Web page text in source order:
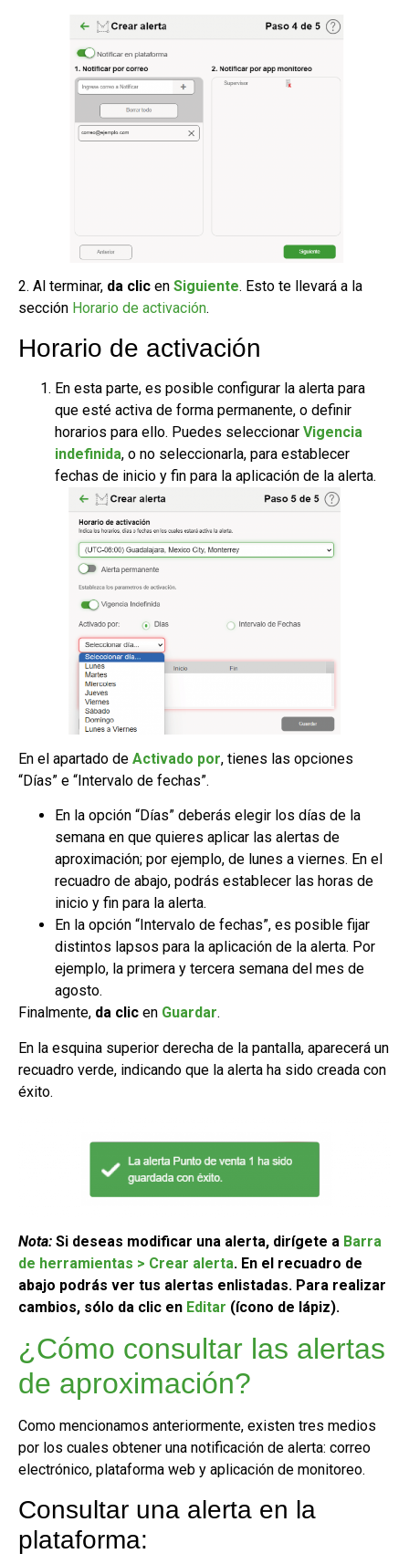
2. Al terminar, da clic en Siguiente. Esto te llevará a la
sección Horario de activación.
Horario de activación
En esta parte, es posible configurar la alerta para
que esté activa de forma permanente, o definir
horarios para ello. Puedes seleccionar Vigencia
indefinida, o no seleccionarla, para establecer
fechas de inicio y fin para la aplicación de la alerta.
En el apartado de Activado por, tienes las opciones
“Días” e “Intervalo de fechas”.
En la opción “Días” deberás elegir los días de la
semana en que quieres aplicar las alertas de
aproximación; por ejemplo, de lunes a viernes. En el
recuadro de abajo, podrás establecer las horas de
inicio y fin para la alerta.
En la opción “Intervalo de fechas”, es posible fijar
distintos lapsos para la aplicación de la alerta. Por
ejemplo, la primera y tercera semana del mes de
agosto.
Finalmente, da clic en Guardar.
En la esquina superior derecha de la pantalla, aparecerá un
recuadro verde, indicando que la alerta ha sido creada con
éxito.
Nota: Si deseas modificar una alerta, dirígete a Barra
de herramientas > Crear alerta. En el recuadro de
abajo podrás ver tus alertas enlistadas. Para realizar
cambios, sólo da clic en Editar (ícono de lápiz).
¿Cómo consultar las alertas
de aproximación?
Como mencionamos anteriormente, existen tres medios
por los cuales obtener una notificación de alerta: correo
electrónico, plataforma web y aplicación de monitoreo.
Consultar una alerta en la
plataforma: